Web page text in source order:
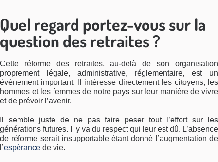
Quel regard portez-vous sur la
question des retraites ?
Cette réforme des retraites, au-delà de son organisation
proprement légale, administrative, réglementaire, est un
événement important. Il intéresse directement les citoyens, les
hommes et les femmes de notre pays sur leur manière de vivre
et de prévoir l’avenir.
Il semble juste de ne pas faire peser tout l’effort sur les
générations futures. Il y va du respect qui leur est dû. L’absence
de réforme serait insupportable étant donné l’augmentation de
l’espérance de vie.